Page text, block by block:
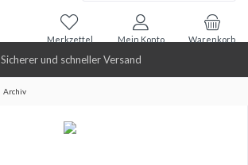
Sicherer und schneller Versand
Warenkorb
Merkzettel Mein Konto
Archiv